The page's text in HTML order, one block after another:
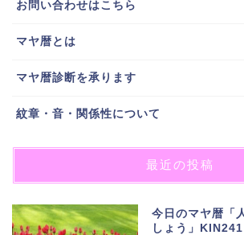
お問い合わせはこちら
マヤ暦とは
マヤ暦診断を承ります
紋章・音・関係性について
最近の投稿
今日のマヤ暦「
しょう」